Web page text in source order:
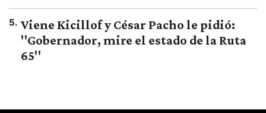
5. Viene Kicillof y César Pacho le pidió:
"Gobernador, mire el estado de la Ruta
65"